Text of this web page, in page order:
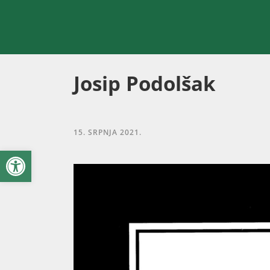
Open toolbar
Josip Podolšak
15. SRPNJA 2021.